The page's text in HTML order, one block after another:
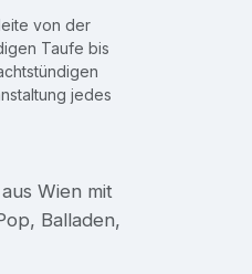
von der
Taufe bis
jedes
Wien mit
Balladen,